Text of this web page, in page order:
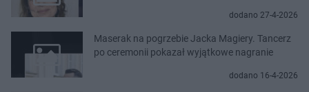
dodano 27-4-2026
Maserak na pogrzebie Jacka Magiery. Tancerz
po ceremonii pokazał wyjątkowe nagranie
dodano 16-4-2026